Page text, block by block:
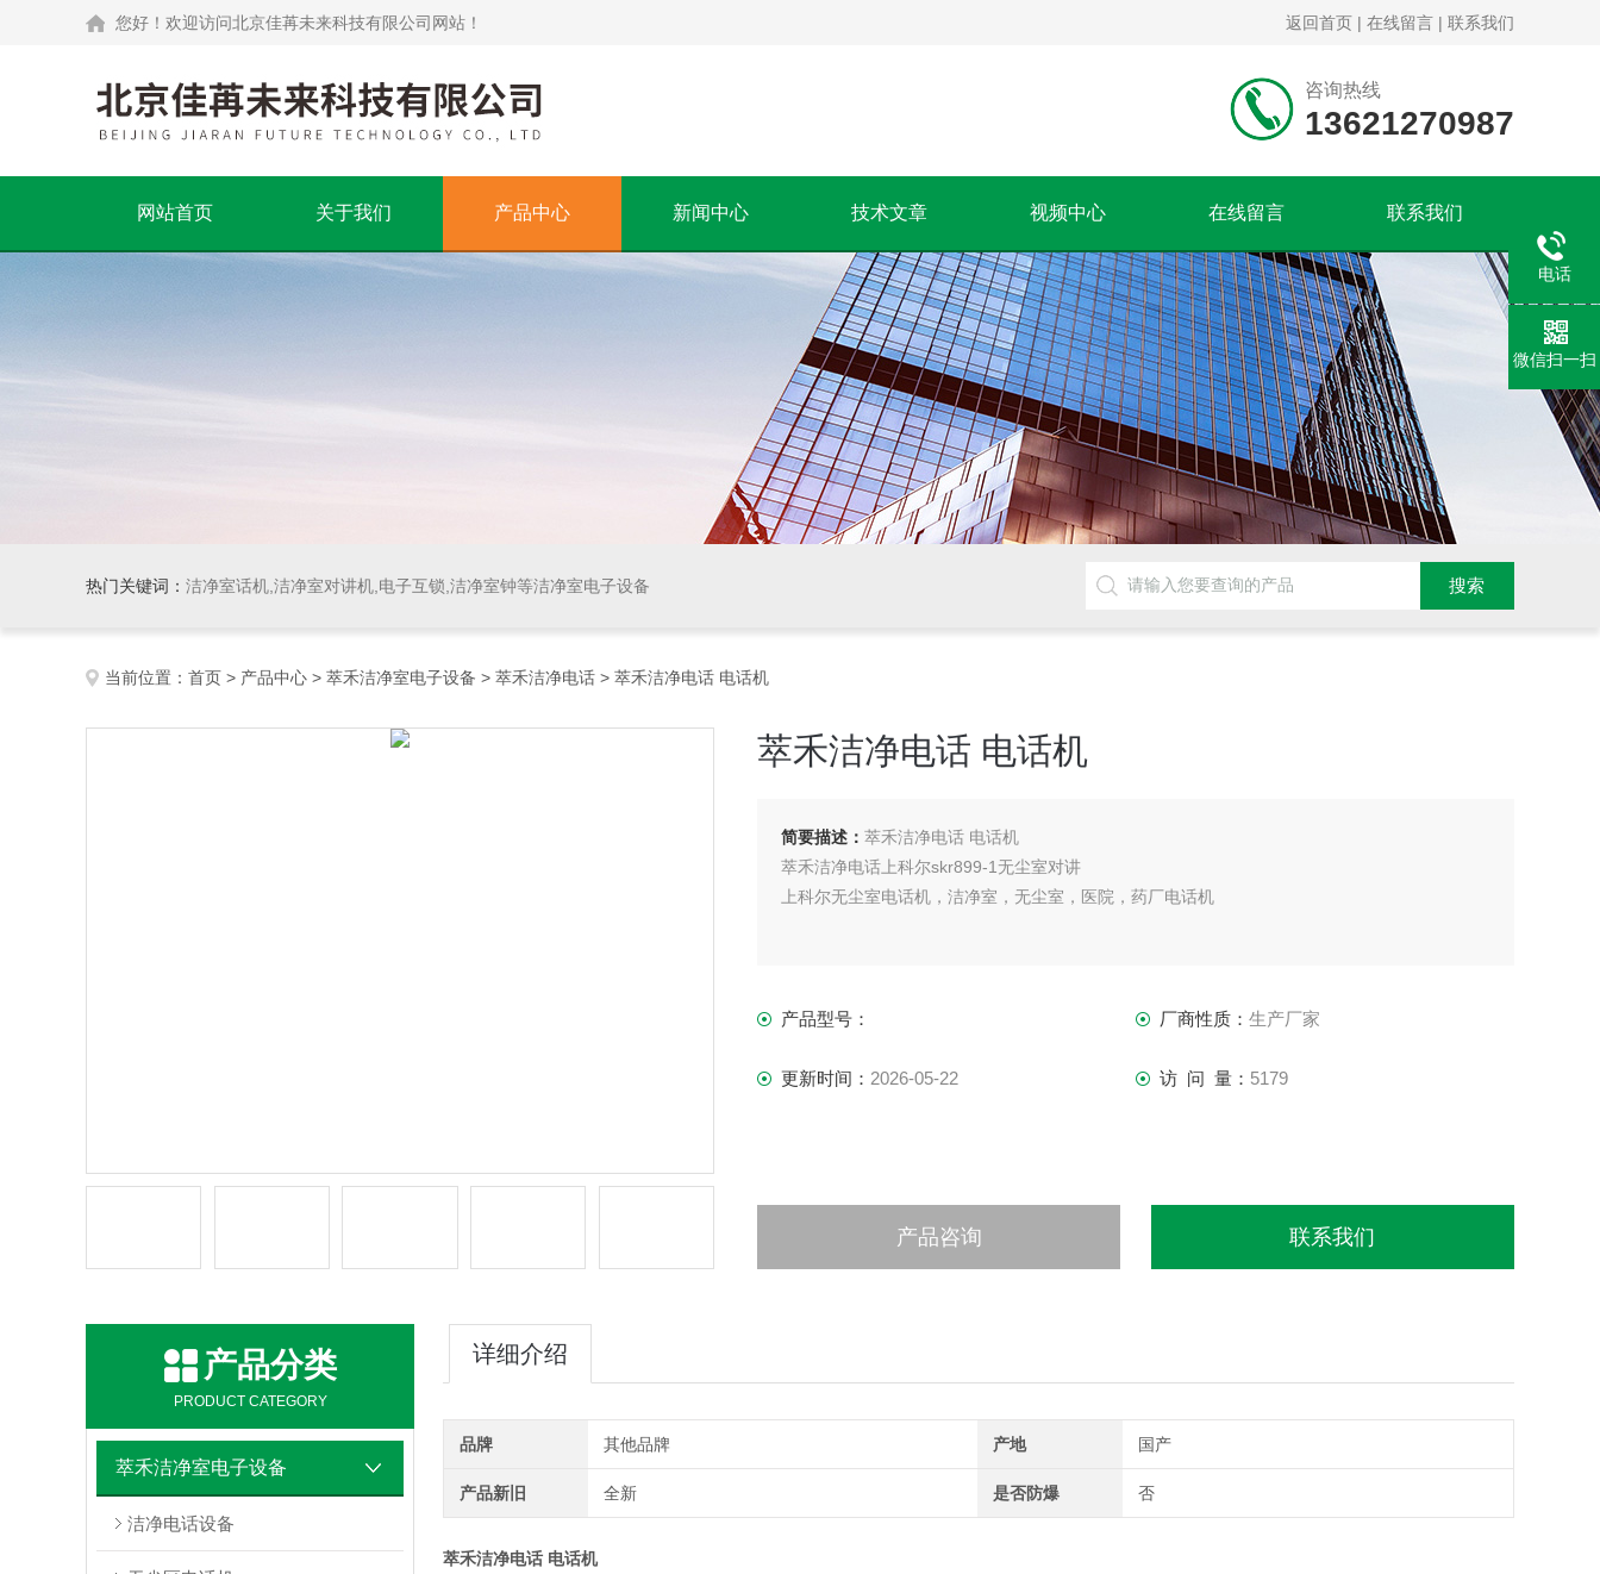
您好！欢迎访问北京佳苒未来科技有限公司网站！ 返回首页 | 在线留言 | 联系我们
咨询热线
13621270987
网站首页 关于我们 产品中心 新闻中心 技术文章 视频中心 在线留言 联系我们
热门关键词： 洁净室话机,洁净室对讲机,电子互锁,洁净室钟等洁净室电子设备
当前位置： 首页 > 产品中心 > 萃禾洁净室电子设备 > 萃禾洁净电话 > 萃禾洁净电话 电话机
萃禾洁净电话 电话机
简要描述： 萃禾洁净电话 电话机
萃禾洁净电话上科尔skr899-1无尘室对讲
上科尔无尘室电话机，洁净室，无尘室，医院，药厂电话机
产品型号： 厂商性质： 生产厂家
更新时间： 2026-05-22 访 问 量： 5179
产品咨询 联系我们
产品分类
PRODUCT CATEGORY
萃禾洁净室电子设备
洁净电话设备
详细介绍
品牌 其他品牌 产地 国产
产品新旧 全新 是否防爆 否
萃禾洁净电话 电话机
电话
微信扫一扫